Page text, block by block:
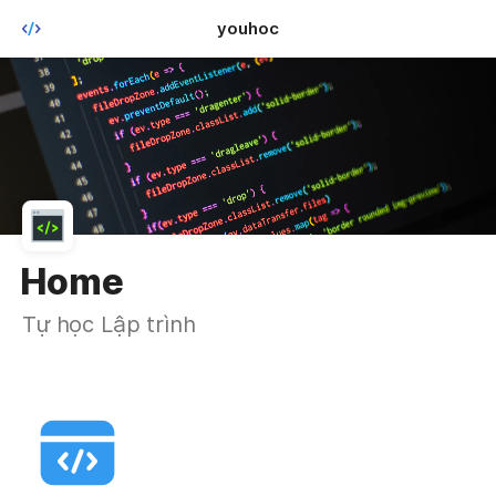
youhoc
Home
Tự học Lập trình